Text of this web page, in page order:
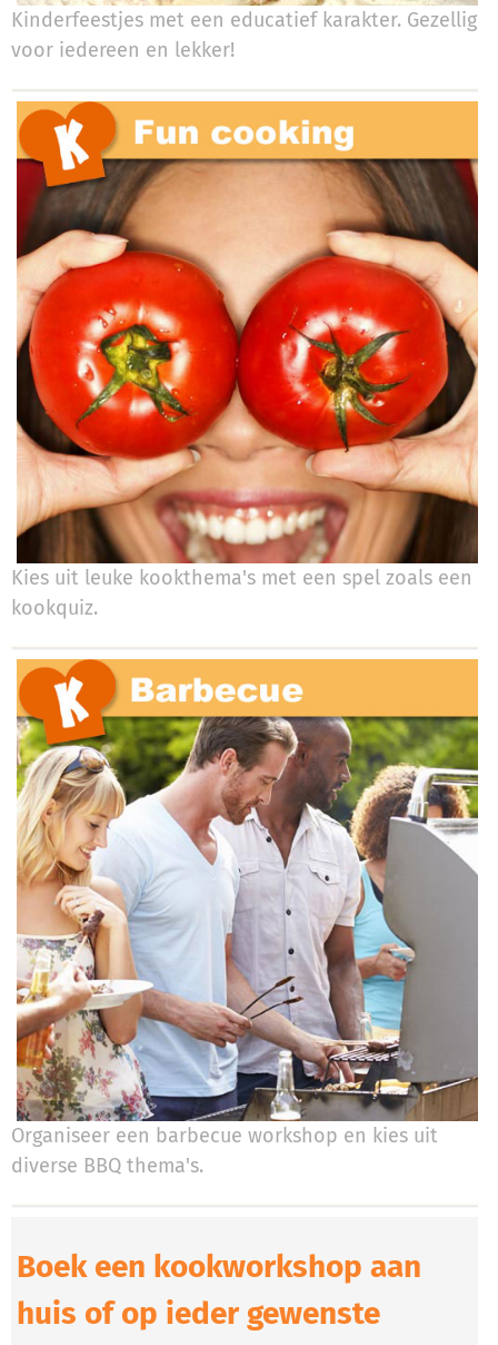
Kinderfeestjes met een educatief karakter. Gezellig
voor iedereen en lekker!
Kies uit leuke kookthema's met een spel zoals een
kookquiz.
Organiseer een barbecue workshop en kies uit
diverse BBQ thema's.
Boek een kookworkshop aan
huis of op ieder gewenste